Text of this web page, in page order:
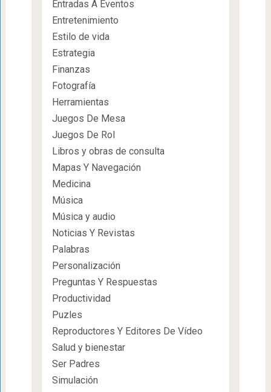
Entradas A Eventos
Entretenimiento
Estilo de vida
Estrategia
Finanzas
Fotografía
Herramientas
Juegos De Mesa
Juegos De Rol
Libros y obras de consulta
Mapas Y Navegación
Medicina
Música
Música y audio
Noticias Y Revistas
Palabras
Personalización
Preguntas Y Respuestas
Productividad
Puzles
Reproductores Y Editores De Vídeo
Salud y bienestar
Ser Padres
Simulación